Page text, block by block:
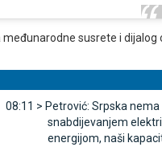
susrete i dijalog
08:11 > Petrović: Srpska
snabdijevanjem
energijom, naši